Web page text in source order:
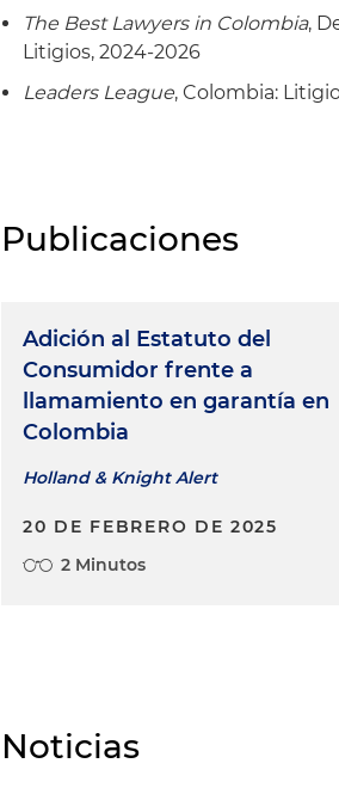
The Best Lawyers in Colombia,
Litigios, 2024-2026
Leaders League, Colombia:
Publicaciones
Adición al Estatuto del
Consumidor frente a
llamamiento en garantía en
Colombia
Holland & Knight Alert
20 DE FEBRERO DE 2025
2 Minutos
Noticias